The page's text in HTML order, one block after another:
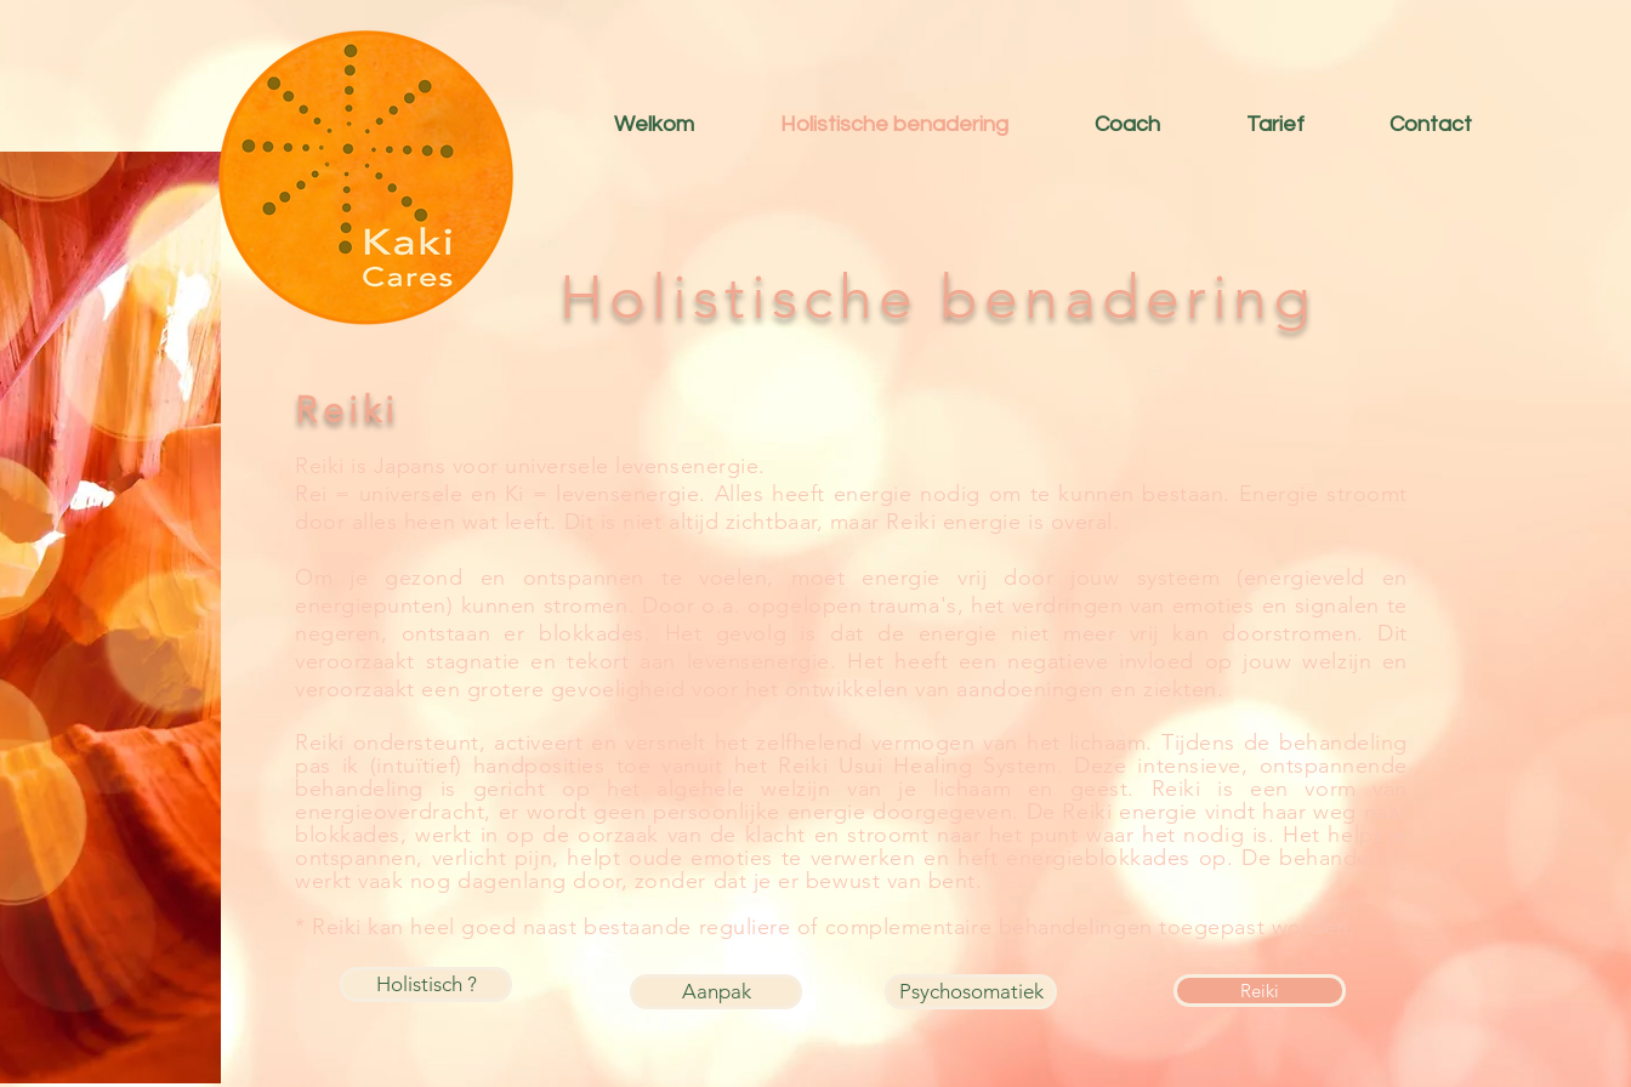
Welkom Holistische benadering Coach Tarief Contact
Holistische benadering
Reiki
Reiki is Japans voor universele levensenergie.
Rei = universele en Ki = levensenergie. Alles heeft energie nodig om te kunnen bestaan. Energie stroomt
door alles heen wat leeft. Dit is niet altijd zichtbaar, maar Reiki energie is overal.
Om je gezond en ontspannen te voelen, moet energie vrij door jouw systeem (energieveld en
energiepunten) kunnen stromen. Door o.a. opgelopen trauma's, het verdringen van emoties en signalen te
negeren, ontstaan er blokkades. Het gevolg is dat de energie niet meer vrij kan doorstromen. Dit
veroorzaakt stagnatie en tekort aan levensenergie. Het heeft een negatieve invloed op jouw welzijn en
veroorzaakt een grotere gevoeligheid voor het ontwikkelen van aandoeningen en ziekten.
Reiki ondersteunt, activeert en versnelt het zelfhelend vermogen van het lichaam. Tijdens de behandeling
pas ik (intuïtief) handposities toe vanuit het Reiki Usui Healing System. Deze intensieve, ontspannende
behandeling is gericht op het algehele welzijn van je lichaam en geest. Reiki is een vorm van
energieoverdracht, er wordt geen persoonlijke energie doorgegeven. De Reiki energie vindt haar weg naar
blokkades, werkt in op de oorzaak van de klacht en stroomt naar het punt waar het nodig is. Het helpt je
ontspannen, verlicht pijn, helpt oude emoties te verwerken en heft energieblokkades op. De behandeling
werkt vaak nog dagenlang door, zonder dat je er bewust van bent.
* Reiki kan heel goed naast bestaande reguliere of complementaire behandelingen toegepast worden.
Holistisch ? Aanpak Psychosomatiek Reiki